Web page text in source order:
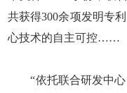
共获得300余项发明专
心技术的自主可控……
“依托联合研发中心